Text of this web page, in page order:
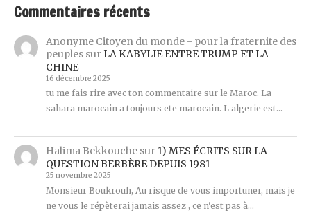
Commentaires récents
Anonyme Citoyen du monde - pour la fraternite des
peuplessur LA KABYLIE ENTRE TRUMP ET LA
CHINE
16 décembre 2025
tu me fais rire avec ton commentaire sur le Maroc. La
sahara marocain a toujours ete marocain. L algerie est…
Halima Bekkouchesur 1) MES ÉCRITS SUR LA
QUESTION BERBÈRE DEPUIS 1981
25 novembre 2025
Monsieur Boukrouh, Au risque de vous importuner, mais je
ne vous le répèterai jamais assez , ce n'est pas à…